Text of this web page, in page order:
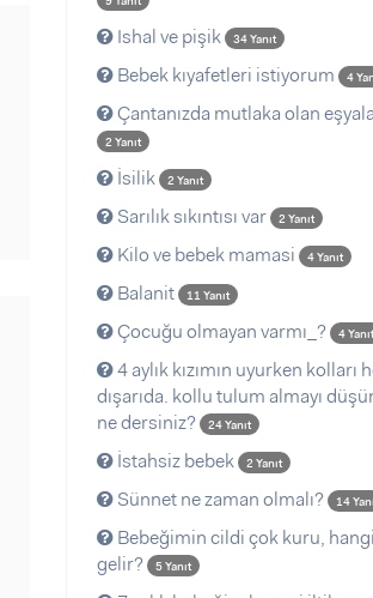
Ishal ve pişik 34 Yanıt
Bebek kıyafetleri istiyorum 4
Çantanızda mutlaka olan
2 Yanıt
İsilik 2 Yanıt
Sarılık sıkıntısı var 2 Yanıt
Kilo ve bebek mamasi 4 Yanıt
Balanit 11 Yanıt
Çocuğu olmayan varmı_? 4 Yanıt
4 aylık kızımın uyurken kolları
dışarıda. kollu tulum almayı
ne dersiniz?
24 Yanıt
İstahsiz bebek 2 Yanıt
Sünnet ne zaman olmalı? 14
Bebeğimin cildi çok kuru,
gelir?
5 Yanıt